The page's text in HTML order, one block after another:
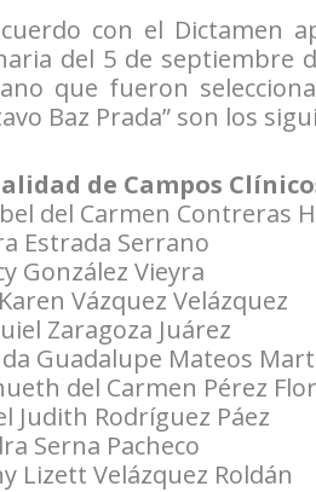
con el Dictamen
del 5 de septiembre
que fueron
Baz Prada” son los
de Campos
del Carmen Contreras
Estrada Serrano
González Vieyra
Vázquez Velázquez
Zaragoza Juárez
Guadalupe Mateos
del Carmen Pérez
Judith Rodríguez Páez
Serna Pacheco
Lizett Velázquez Roldán